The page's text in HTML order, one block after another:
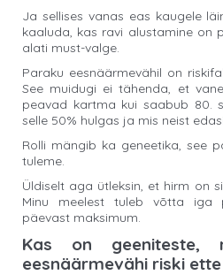
Ja sellises vanas eas kaugele
kaaluda, kas ravi alustamine on
alati must-valge.
Paraku eesnäärmevähil on
See muidugi ei tähenda, et
peavad kartma kui saabub 80.
selle 50% hulgas ja mis neist
Rolli mängib ka geneetika, see
tuleme.
Üldiselt aga ütleksin, et hirm on
Minu meelest tuleb võtta iga
päevast maksimum.
Kas on geeniteste,
eesnäärmevähi riski